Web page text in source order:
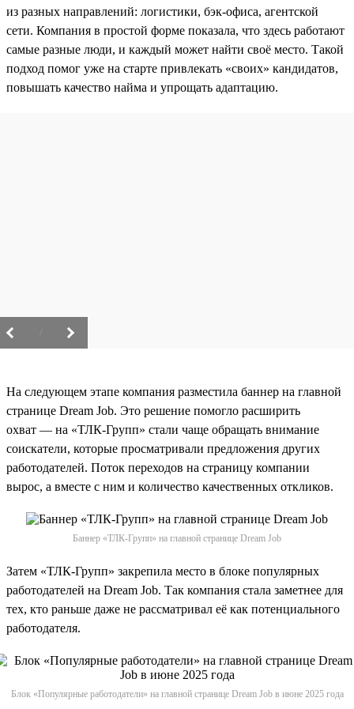
из разных направлений: логистики, бэк-офиса, агентской
сети. Компания в простой форме показала, что здесь работают
самые разные люди, и каждый может найти своё место. Такой
подход помог уже на старте привлекать «своих» кандидатов,
повышать качество найма и упрощать адаптацию.
На следующем этапе компания разместила баннер на главной
странице Dream Job. Это решение помогло расширить
охват — на «ТЛК-Групп» стали чаще обращать внимание
соискатели, которые просматривали предложения других
работодателей. Поток переходов на страницу компании
вырос, а вместе с ним и количество качественных откликов.
Баннер «ТЛК-Групп» на главной странице Dream Job
Затем «ТЛК-Групп» закрепила место в блоке популярных
работодателей на Dream Job. Так компания стала заметнее для
тех, кто раньше даже не рассматривал её как потенциального
работодателя.
Блок «Популярные работодатели» на главной странице Dream Job в июне 2025 года